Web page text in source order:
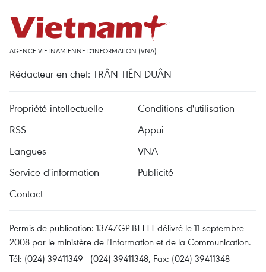
AGENCE VIETNAMIENNE D'INFORMATION (VNA)
Rédacteur en chef: TRÂN TIÊN DUÂN
Propriété intellectuelle
Conditions d'utilisation
RSS
Appui
Langues
VNA
Service d'information
Publicité
Contact
Permis de publication: 1374/GP-BTTTT délivré le 11 septembre
2008 par le ministère de l'Information et de la Communication.
Tél: (024) 39411349 - (024) 39411348, Fax: (024) 39411348